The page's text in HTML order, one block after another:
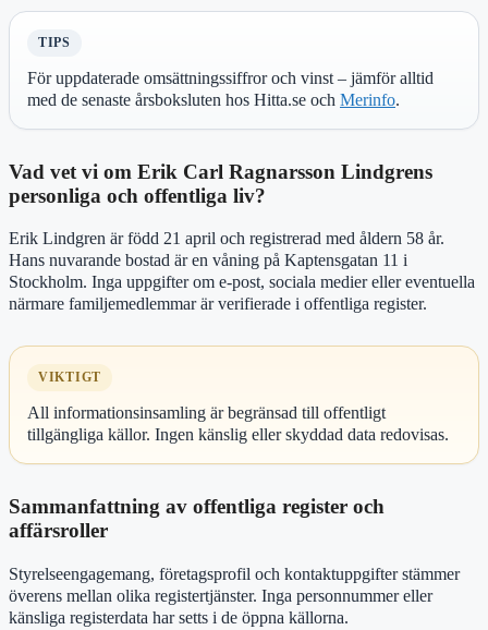
TIPS
För uppdaterade omsättningssiffror och vinst – jämför alltid
med de senaste årsboksluten hos Hitta.se och Merinfo.
Vad vet vi om Erik Carl Ragnarsson Lindgrens
personliga och offentliga liv?
Erik Lindgren är född 21 april och registrerad med åldern 58 år.
Hans nuvarande bostad är en våning på Kaptensgatan 11 i
Stockholm. Inga uppgifter om e-post, sociala medier eller eventuella
närmare familjemedlemmar är verifierade i offentliga register.
VIKTIGT
All informationsinsamling är begränsad till offentligt
tillgängliga källor. Ingen känslig eller skyddad data redovisas.
Sammanfattning av offentliga register och
affärsroller
Styrelseengagemang, företagsprofil och kontaktuppgifter stämmer
överens mellan olika registertjänster. Inga personnummer eller
känsliga registerdata har setts i de öppna källorna.